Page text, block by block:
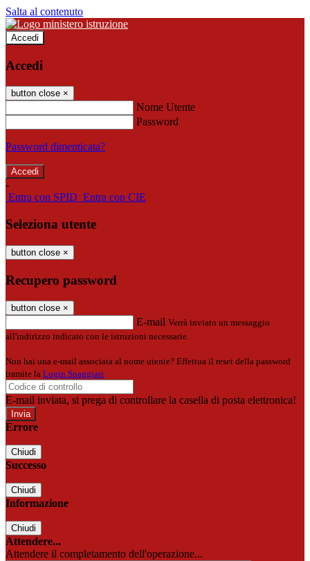
Salta al contenuto
Accedi
Accedi
button close ×
Nome Utente
Password
Password dimenticata?
-
Entra con SPID Entra con CIE
Seleziona utente
button close ×
Recupero password
button close ×
E-mail Verrà inviato un messaggio
all'indirizzo indicato con le istruzioni necessarie.
Non hai una e-mail associata al nome utente? Effettua il reset della password
tramite la Login Spaggiari
E-mail inviata, si prega di controllare la casella di posta elettronica!
Errore
Chiudi
Successo
Chiudi
Informazione
Chiudi
Attendere...
Attendere il completamento dell'operazione...